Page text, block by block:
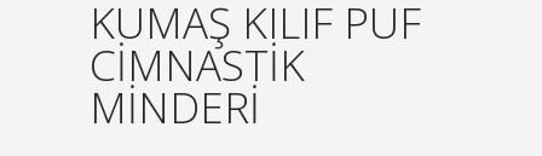
KUMAŞ KILIF PUF
CİMNASTİK
MİNDERİ